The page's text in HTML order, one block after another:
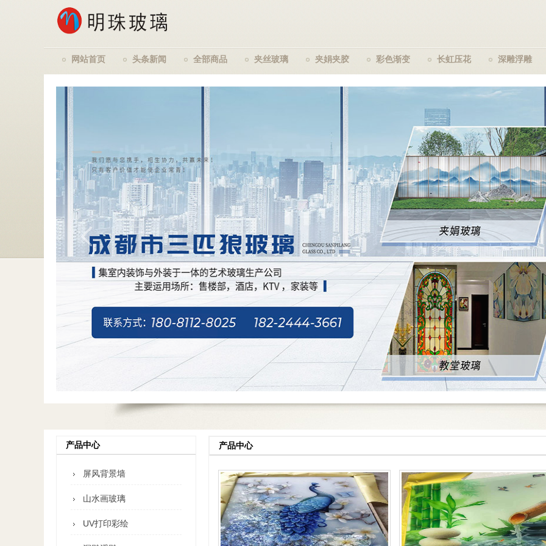
网站首页 头条新闻 全部商品 夹丝玻璃 夹娟夹胶 彩色渐变 长虹压花 深雕浮雕
产品中心
屏风背景墙
山水画玻璃
UV打印彩绘
产品中心